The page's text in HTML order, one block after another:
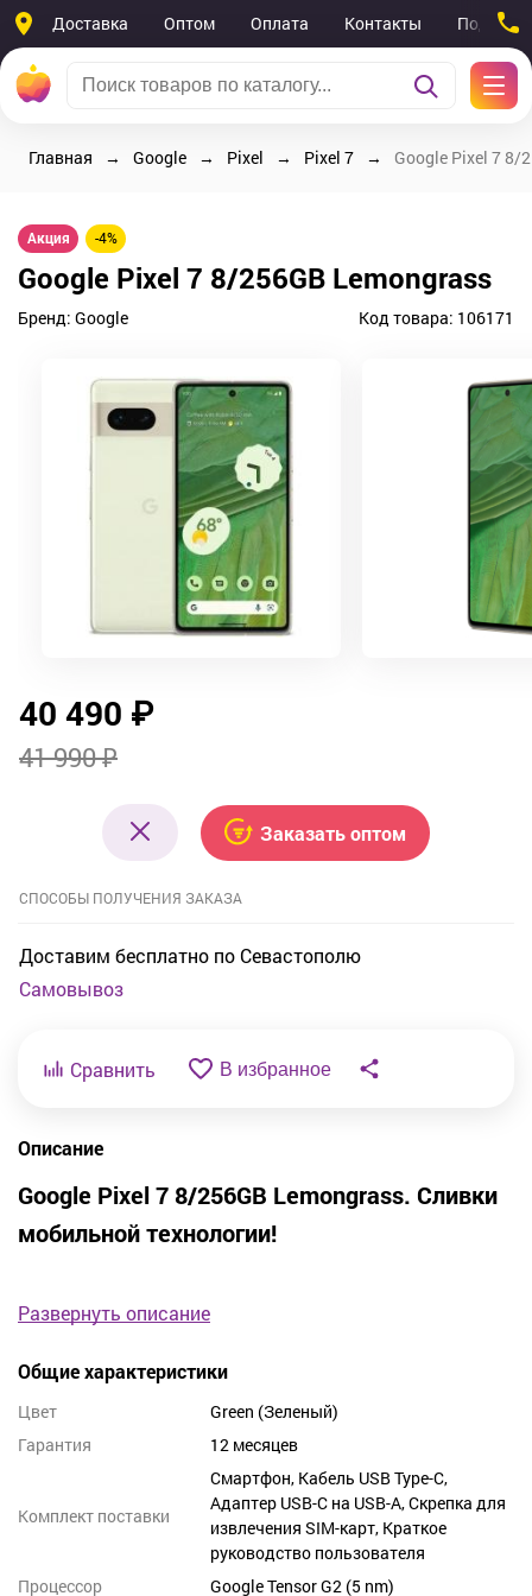
Доставка Оптом Оплата Контакты
Главная Google Pixel Pixel 7 Google Pixel 7 8/
Акция -4%
Google Pixel 7 8/256GB Lemongrass
Бренд: Google Код товара: 106171
40 490 ₽
41 990 ₽
Заказать оптом
СПОСОБЫ ПОЛУЧЕНИЯ ЗАКАЗА
Доставим бесплатно по Севастополю
Самовывоз
Сравнить В избранное
Описание
Google Pixel 7 8/256GB Lemongrass. Сливки
мобильной технологии!
высокотехнологичный смартфон с современным
ведущий мировой брендGoogle
Компактный, но вместе с тем мощный процессор обеспечивает
качественную работу всех систем, а 8 Гб оперативной памяти
и богатый объем встроенной памяти 256 Гб позволяют
держать активными одновременно много приложений и
сохранять большие объемы данных.
Преимущества Google Pixel 7:
Развернуть описание
Общие характеристики
Цвет
Green (Зеленый)
Гарантия
12 месяцев
Комплект поставки
Смартфон, Кабель USB Type-C,
Адаптер USB-C на USB-A, Скрепка для
извлечения SIM-карт, Краткое
руководство пользователя
Процессор
Google Tensor G2 (5 nm)